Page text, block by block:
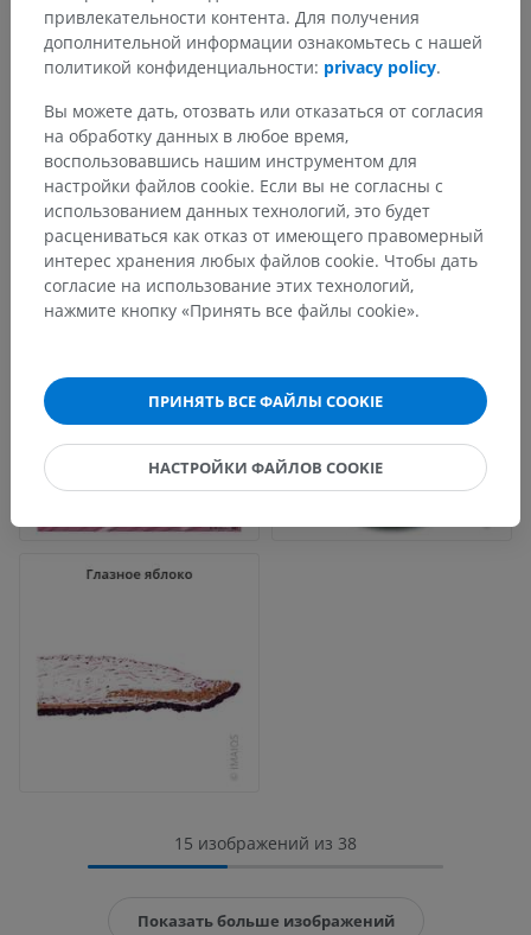
15 изображений из 38
Показать больше изображений
привлекательности контента. Для получения
дополнительной информации ознакомьтесь с нашей
политикой конфиденциальности: privacy policy.
Вы можете дать, отозвать или отказаться от согласия
на обработку данных в любое время,
воспользовавшись нашим инструментом для
настройки файлов cookie. Если вы не согласны с
использованием данных технологий, это будет
расцениваться как отказ от имеющего правомерный
интерес хранения любых файлов cookie. Чтобы дать
согласие на использование этих технологий,
нажмите кнопку «Принять все файлы cookie».
ПРИНЯТЬ ВСЕ ФАЙЛЫ COOKIE
НАСТРОЙКИ ФАЙЛОВ COOKIE